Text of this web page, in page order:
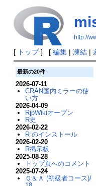
http://
[ トップ] [ 編集| 凍結|
最新の20件
2026-07-11
CRAN国内ミラーの使
い方
2026-04-09
RjpWikiオープン
R史
2026-02-22
R のインストール
2026-02-20
R掲示板
2025-08-28
トップ頁へのコメント
2025-07-24
Ｑ＆Ａ (初級者コース)/